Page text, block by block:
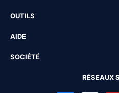
OUTILS
AIDE
SOCIÉTÉ
RÉSEAUX